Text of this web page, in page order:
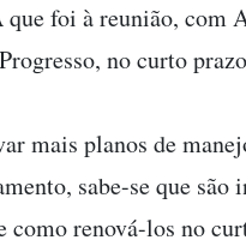
foi à reunião, com
no curto
mais planos de
sabe-se que
como renová-los no